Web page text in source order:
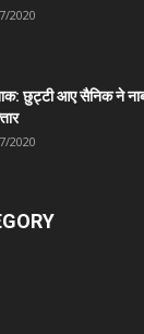
2020
छुट्टी आए सैनिक ने
2020